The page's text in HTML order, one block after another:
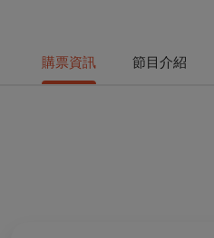
購票資訊 節目介紹